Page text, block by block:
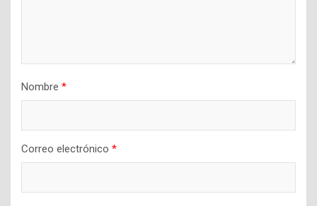
Nombre *
Correo electrónico *